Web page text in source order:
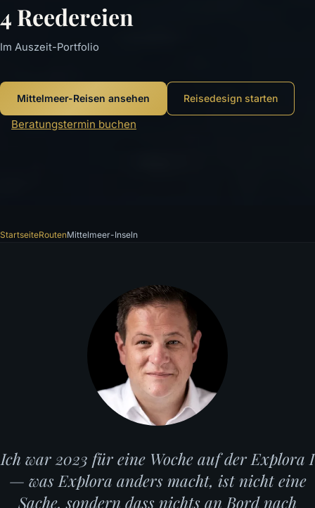
4 Reedereien
Im Auszeit-Portfolio
Mittelmeer-Reisen ansehen Reisedesign starten
Beratungstermin buchen
StartseiteRoutenMittelmeer-Inseln
Ich war 2023 für eine Woche auf der Explora I
— was Explora anders macht, ist nicht eine
Sache, sondern dass nichts an Bord nach